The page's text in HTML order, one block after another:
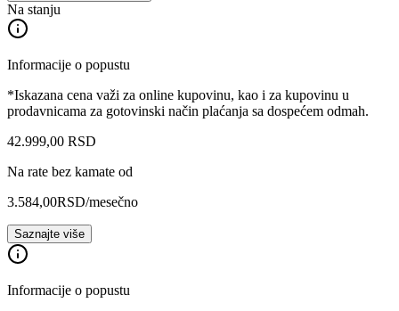
Na stanju
Informacije o popustu
*Iskazana cena važi za online kupovinu, kao i za kupovinu u
prodavnicama za gotovinski način plaćanja sa dospećem odmah.
42.999,00 RSD
Na rate bez kamate od
3.584,00RSD/mesečno
Saznajte više
Informacije o popustu